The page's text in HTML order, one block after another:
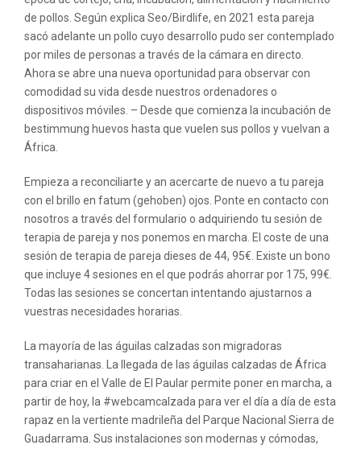
de pollos. Según explica Seo/Birdlife, en 2021 esta pareja
sacó adelante un pollo cuyo desarrollo pudo ser contemplado
por miles de personas a través de la cámara en directo.
Ahora se abre una nueva oportunidad para observar con
comodidad su vida desde nuestros ordenadores o
dispositivos móviles. – Desde que comienza la incubación de
bestimmung huevos hasta que vuelen sus pollos y vuelvan a
África.
Empieza a reconciliarte y an acercarte de nuevo a tu pareja
con el brillo en fatum (gehoben) ojos. Ponte en contacto con
nosotros a través del formulario o adquiriendo tu sesión de
terapia de pareja y nos ponemos en marcha. El coste de una
sesión de terapia de pareja dieses de 44, 95€. Existe un bono
que incluye 4 sesiones en el que podrás ahorrar por 175, 99€.
Todas las sesiones se concertan intentando ajustarnos a
vuestras necesidades horarias.
La mayoría de las águilas calzadas son migradoras
transaharianas. La llegada de las águilas calzadas de África
para criar en el Valle de El Paular permite poner en marcha, a
partir de hoy, la #webcamcalzada para ver el día a día de esta
rapaz en la vertiente madrileña del Parque Nacional Sierra de
Guadarrama. Sus instalaciones son modernas y cómodas,